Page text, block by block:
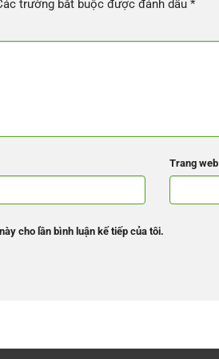
trường bắt buộc được đánh dấu *
Trang web
cho lần bình luận kế tiếp của tôi.